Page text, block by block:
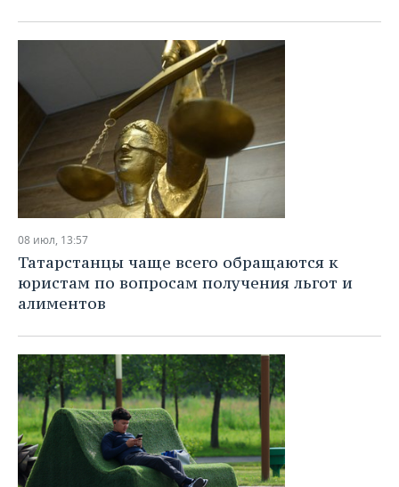
08 июл, 13:57
Татарстанцы чаще всего обращаются к
юристам по вопросам получения льгот и
алиментов